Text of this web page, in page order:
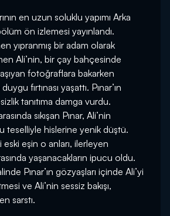
en uzun soluklu yapımı Arka
ön izlemesi yayınlandı.
yıpranmış bir adam olarak
Ali’nin, bir çay bahçesinde
fotoğraflara bakarken
fırtınası yaşattı. Pınar’ın
tanıtıma damga vurdu.
sıkışan Pınar, Ali’nin
teselliyle hislerine yenik düştü.
eski eşin o anları, ilerleyen
yaşanacakların ipucu oldu.
Pınar’ın gözyaşları içinde Ali’yi
ve Ali’nin sessiz bakışı,
sarstı.